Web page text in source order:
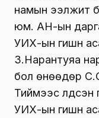
намын ээлжит
юм. АН-ын
УИХ-ын гишүүн
З.Нарантуяа
бол өнөөдөр
Тиймээс
УИХ-ын гишүүн